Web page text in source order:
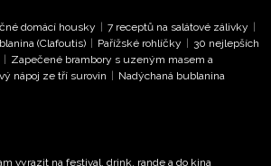
souhlasíte sObchodními
BurdaMedia Extra s.r.o.a
se seznámili se Zásadami
domácí housky 7 receptů na salátové zálivky
(Clafoutis)
Pařížské rohlíčky
30 nejlepších
Zapečené brambory s uzeným masem a
nápoj ze tří surovin Nadýchaná bublanina
vyrazit na festival, drink, rande a do kina